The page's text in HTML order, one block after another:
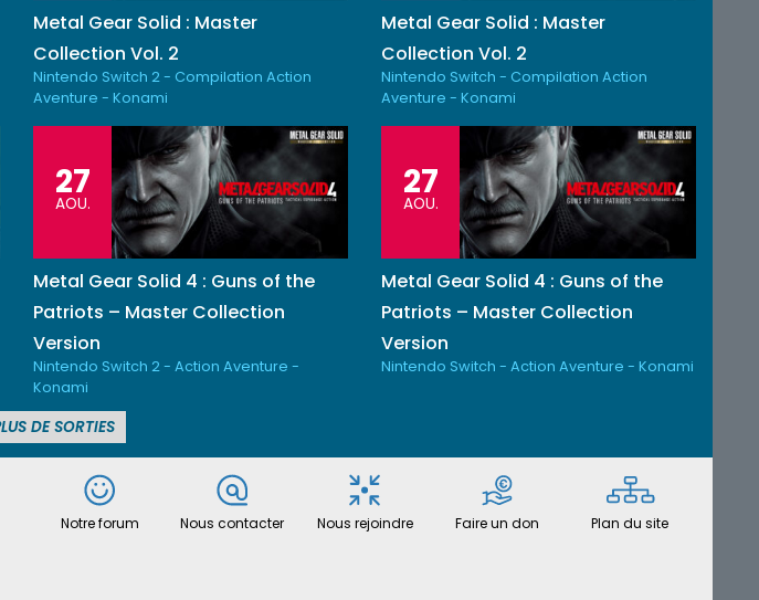
Metal Gear Solid : Master
Collection Vol. 2
Nintendo Switch 2 - Compilation Action
Aventure - Konami
Metal Gear Solid : Master
Collection Vol. 2
Nintendo Switch - Compilation Action
Aventure - Konami
27
AOU.
Metal Gear Solid 4 : Guns of the
Patriots – Master Collection
Version
Nintendo Switch 2 - Action Aventure -
Konami
27
AOU.
Metal Gear Solid 4 : Guns of the
Patriots – Master Collection
Version
Nintendo Switch - Action Aventure - Konami
DE SORTIES
Notre forum Nous contacter Nous rejoindre Faire un don Plan du site